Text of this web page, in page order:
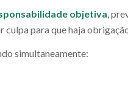
objetiva ,
para que haja
simultaneamente: